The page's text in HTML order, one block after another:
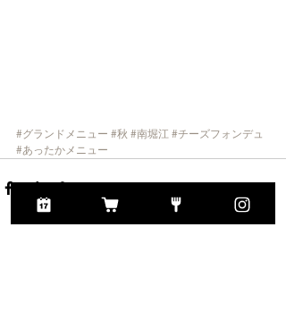
#グランドメニュー #秋 #南堀江 #チーズフォンデュ
#あったかメニュー